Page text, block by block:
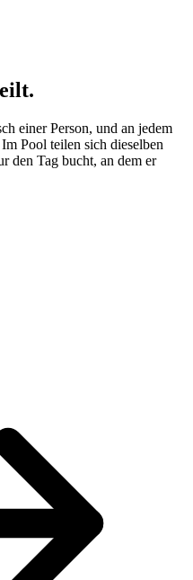
einer Person, und an jedem
Pool teilen sich dieselben
den Tag bucht, an dem er